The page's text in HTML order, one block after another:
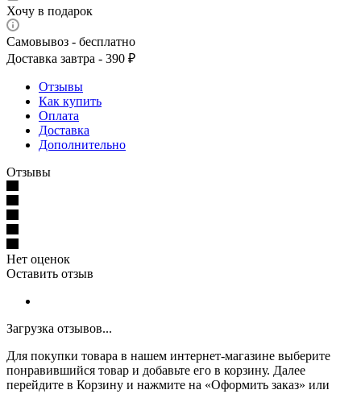
Хочу в подарок
Самовывоз - бесплатно
Доставка завтра - 390 ₽
Отзывы
Как купить
Оплата
Доставка
Дополнительно
Отзывы
Нет оценок
Оставить отзыв
Загрузка отзывов...
Для покупки товара в нашем интернет-магазине выберите
понравившийся товар и добавьте его в корзину. Далее
перейдите в Корзину и нажмите на «Оформить заказ» или